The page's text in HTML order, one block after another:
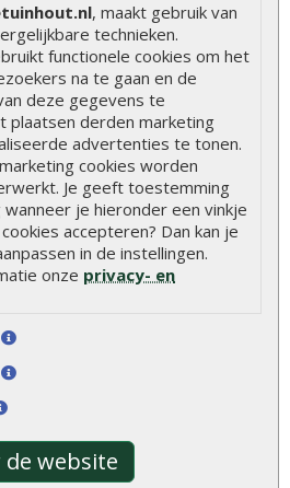
, maakt gebruik van
technieken.
functionele cookies om het
na te gaan en de
deze gegevens te
plaatsen derden marketing
advertenties te tonen.
cookies worden
Je geeft toestemming
je hieronder een vinkje
accepteren? Dan kan je
in de instellingen.
onze privacy- en
website
maken
van Onlinetuinhout.nl
in de tuin
Tuindeuren
Schuttingplanken
Steigerplanken